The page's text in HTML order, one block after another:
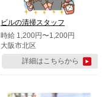
子市・町田市
ビルの清掃スタッフ
時給 1,200円〜1,200円
大阪市北区
詳細はこちらから